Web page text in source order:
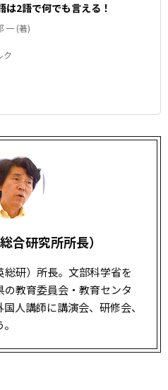
は2語で何でも言える！
一 (著)
ク
合研究所所長）
研）所長。文部科学省を
の教育委員会 ・教育センタ
人講師に講演会、研修会、